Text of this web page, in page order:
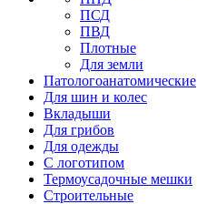
ПСД
ПВД
Плотные
Для земли
Патологоанатомические
Для шин и колес
Вкладыши
Для грибов
Для одежды
С логотипом
Термоусадочные мешки
Строительные